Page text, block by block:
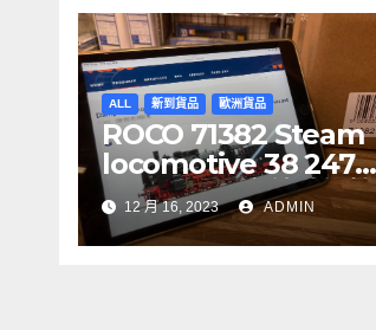
ALL 新到貨品 歐洲貨品
ROCO 71382 Steam
locomotive 38 2471-
1, DR DCC 音效噴煙機
車12 月 16, 2023 ADMIN